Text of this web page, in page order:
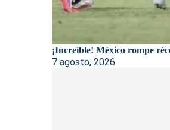
¡Increíble! México rompe
7 agosto, 2026